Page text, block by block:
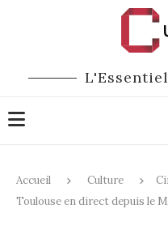
Accueil Culture
Toulouse en direct depuis le